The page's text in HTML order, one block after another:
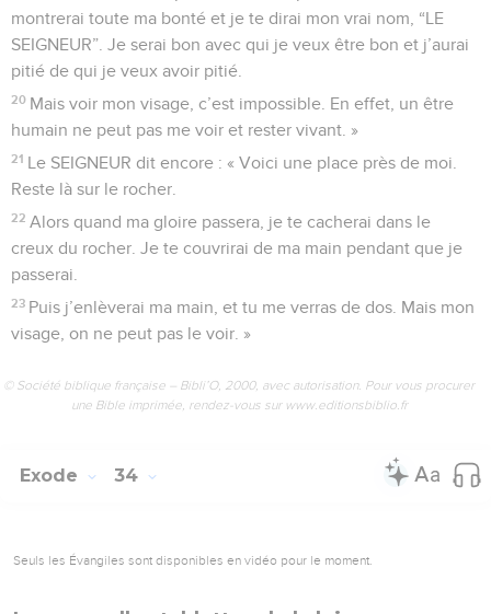
montrerai toute ma bonté et je te dirai mon vrai nom, “LE
SEIGNEUR”. Je serai bon avec qui je veux être bon et j’aurai
pitié de qui je veux avoir pitié.
20 Mais voir mon visage, c’est impossible. En effet, un être
humain ne peut pas me voir et rester vivant. »
21 Le SEIGNEUR dit encore : « Voici une place près de moi.
Reste là sur le rocher.
22 Alors quand ma gloire passera, je te cacherai dans le
creux du rocher. Je te couvrirai de ma main pendant que je
passerai.
23 Puis j’enlèverai ma main, et tu me verras de dos. Mais mon
visage, on ne peut pas le voir. »
© Société biblique française – Bibli’O, 2000, avec autorisation. Pour vous procurer
une Bible imprimée, rendez-vous sur www.editionsbiblio.fr
Exode 34
Seuls les Évangiles sont disponibles en vidéo pour le moment.